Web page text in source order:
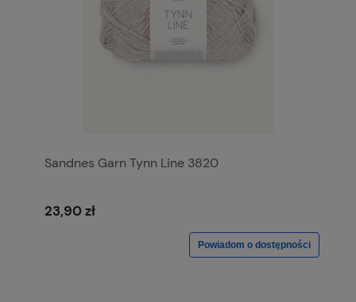
Sandnes Garn Tynn Line 3820
23,90 zł
Powiadom o dostępności